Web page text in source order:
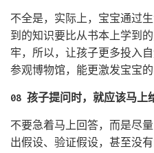
不全是，实际上，宝宝通过
到的知识要比从书本上学到
牢，所以，让孩子更多投入
参观博物馆，能更激发宝宝的
08 孩子提问时，就应该马上
不要急着马上回答，而是尽
出假设、验证假设，甚至没